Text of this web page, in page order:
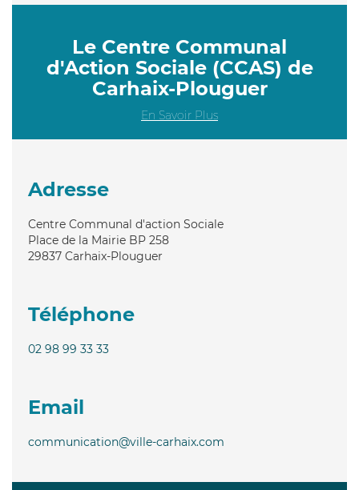
Le Centre Communal
d'Action Sociale (CCAS) de
Carhaix-Plouguer
En Savoir Plus
Adresse
Centre Communal d'action Sociale
Place de la Mairie BP 258
29837 Carhaix-Plouguer
Téléphone
02 98 99 33 33
Email
communication@ville-carhaix.com